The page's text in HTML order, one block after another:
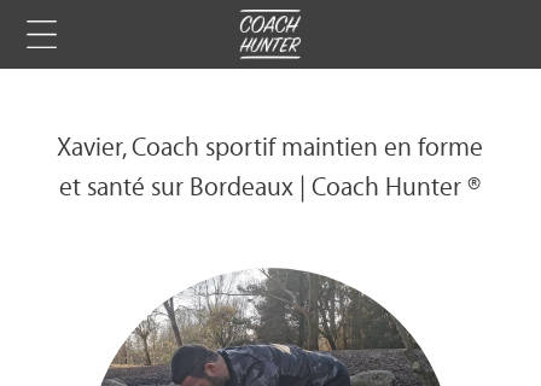
Xavier, Coach sportif maintien en forme
et santé sur Bordeaux | Coach Hunter ®